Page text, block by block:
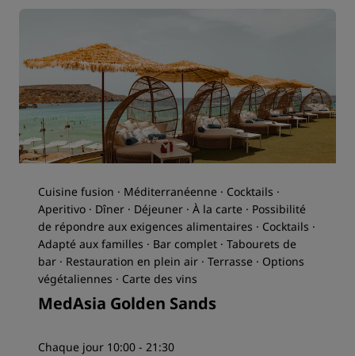
Cuisine fusion · Méditerranéenne · Cocktails ·
Aperitivo · Dîner · Déjeuner · À la carte · Possibilité
de répondre aux exigences alimentaires · Cocktails ·
Adapté aux familles · Bar complet · Tabourets de
bar · Restauration en plein air · Terrasse · Options
végétaliennes · Carte des vins
MedAsia Golden Sands
Chaque jour 10:00 - 21:30